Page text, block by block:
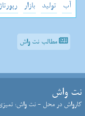
آب تولید بازار
مطالب نت واش
نت واش
کارواش در محل - نت واش: